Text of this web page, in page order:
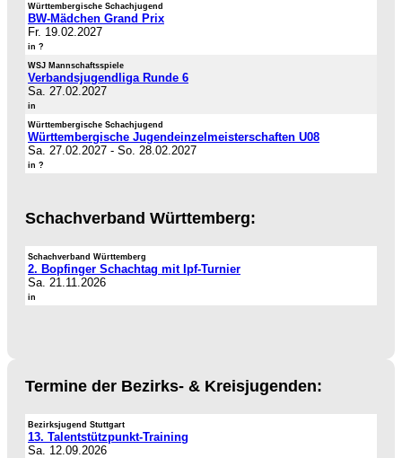
Württembergische Schachjugend
BW-Mädchen Grand Prix
Fr. 19.02.2027
in ?
WSJ Mannschaftsspiele
Verbandsjugendliga Runde 6
Sa. 27.02.2027
in
Württembergische Schachjugend
Württembergische Jugendeinzelmeisterschaften U08
Sa. 27.02.2027 - So. 28.02.2027
in ?
Schachverband Württemberg:
Schachverband Württemberg
2. Bopfinger Schachtag mit Ipf-Turnier
Sa. 21.11.2026
in
Termine der Bezirks- & Kreisjugenden:
Bezirksjugend Stuttgart
13. Talentstützpunkt-Training
Sa. 12.09.2026